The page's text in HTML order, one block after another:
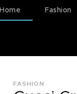
Home Fashion
FASHION